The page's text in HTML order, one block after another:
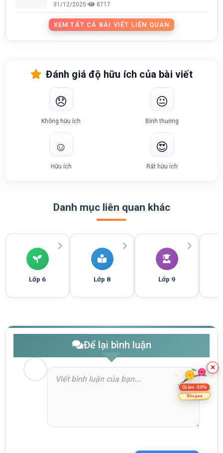
31/12/2025• 8717
XEM TẤT CẢ BÀI VIẾT LIÊN QUAN
Đánh giá độ hữu ích của bài viết
😞
Không hữu ích
😐
Bình thường
☺️
Hữu ích
😍
Rất hữu ích
Danh mục liên quan khác
Lớp 6 Lớp 8 Lớp 9
Để lại bình luận
×
Giảm -50%
Shopee